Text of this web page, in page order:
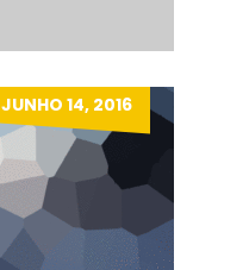
JUNHO 14, 2016